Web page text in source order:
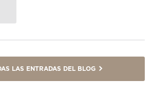
LAS ENTRADAS DEL BLOG